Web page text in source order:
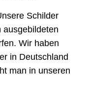
Schilder
ausgebildeten
Wir haben
in Deutschland
man in unseren